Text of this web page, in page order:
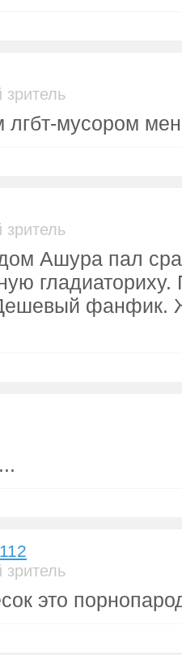
лгбт-мусором
Ашура пал
гладиаториху.
фанфик.
это